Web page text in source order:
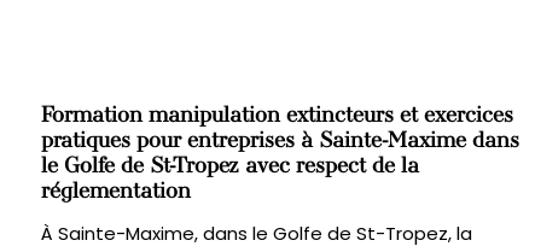
Formation manipulation extincteurs et exercices
pratiques pour entreprises à Sainte-Maxime dans
le Golfe de St-Tropez avec respect de la
réglementation
À Sainte-Maxime, dans le Golfe de St-Tropez, la